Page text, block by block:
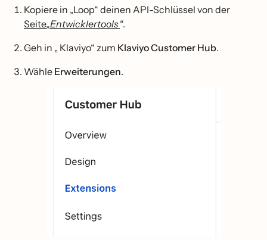
Kopiere in „Loop“ deinen API-Schlüssel von der
Seite„Entwicklertools “.
Geh in „ Klaviyo“ zum Klaviyo Customer Hub.
Wähle Erweiterungen.